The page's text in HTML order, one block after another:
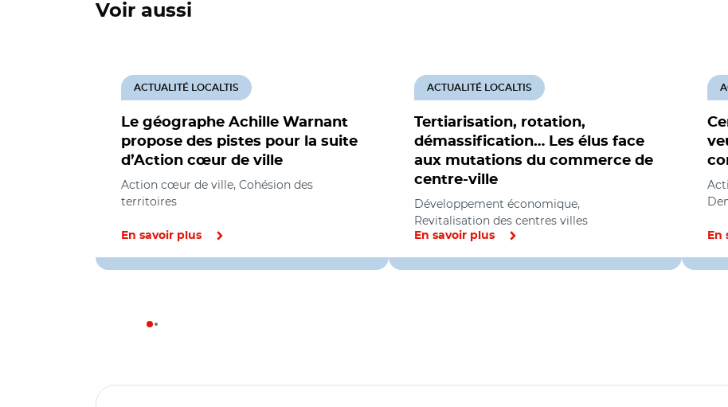
Voir aussi
Le géographe Achille Warnant
propose des pistes pour la suite
d’Action cœur de ville
ACTUALITÉ LOCALTIS
Action cœur de ville, Cohésion des
territoires
En savoir plus
Tertiarisation, rotation,
démassification… Les élus face
aux mutations du commerce de
centre-ville
ACTUALITÉ LOCALTIS
Développement économique,
Revitalisation des centres villes
En savoir plus En